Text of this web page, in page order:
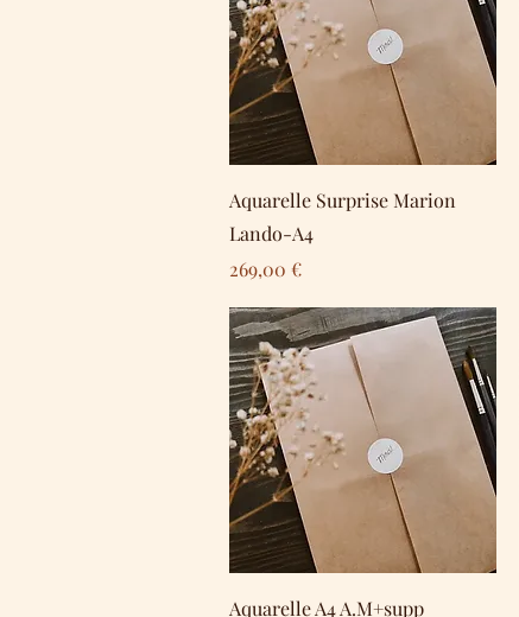
Schnellansicht
Aquarelle Surprise Marion
Lando-A4
Preis
269,00 €
Schnellansicht
Aquarelle A4 A.M+supp